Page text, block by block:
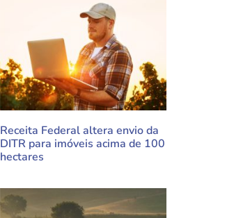
Receita Federal altera envio da
DITR para imóveis acima de 100
hectares